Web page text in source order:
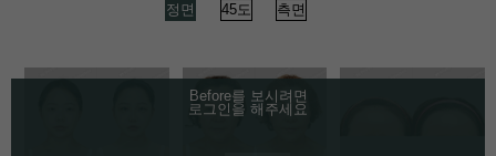
정면 45도 측면
Before를 보시려면
로그인을 해주세요